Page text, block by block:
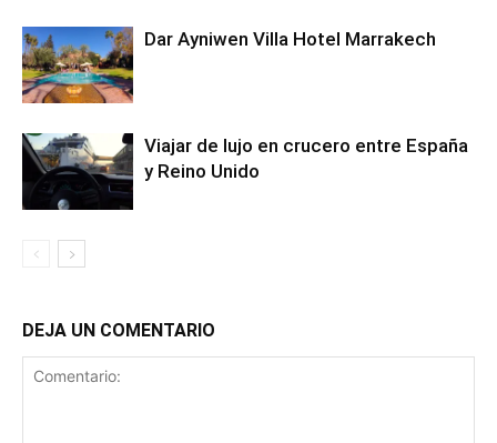
Dar Ayniwen Villa Hotel Marrakech
Viajar de lujo en crucero entre España
y Reino Unido
DEJA UN COMENTARIO